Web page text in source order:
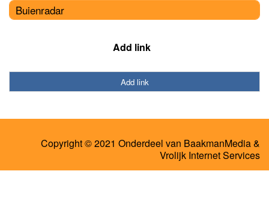
Buienradar
Add link
Add link
Copyright © 2021 Onderdeel van BaakmanMedia&
Vrolijk Internet Services